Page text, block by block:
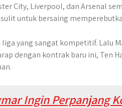
City, Liverpool, dan Arsenal
untuk bersaing
yang sangat kompetitif. Lalu
dengan kontrak baru ini, Ten
Ingin Perpanjang